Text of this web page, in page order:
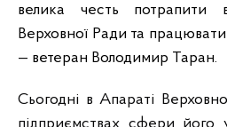
велика честь потрапити
Верховної Ради та
— ветеран Володимир Таран.
Сьогодні в Апараті